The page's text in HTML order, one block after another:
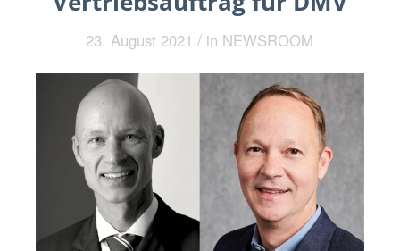
23. August 2021 / in NEWSROOM